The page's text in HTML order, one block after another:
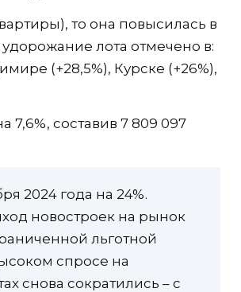
то она повысилась в
лота отмечено в:
(+28,5%), Курске (+26%),
7,6%, составив 7 809 097
2024 года на 24%.
новостроек на рынок
льготной
спросе на
снова сократились – с